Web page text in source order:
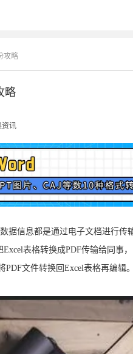
攻略
略
资讯
据信息都是通过电子文档进行传
表格转换成PDF传输给同事
文件转换回Excel表格再编辑